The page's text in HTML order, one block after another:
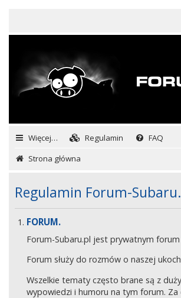
Więcej… Regulamin FAQ
Strona główna
Regulamin Forum-
FORUM.
Forum-Subaru.pl jest prywatnym
Forum służy do rozmów o naszej
Wszelkie tematy często brane są z
wypowiedzi i humoru na tym forum.